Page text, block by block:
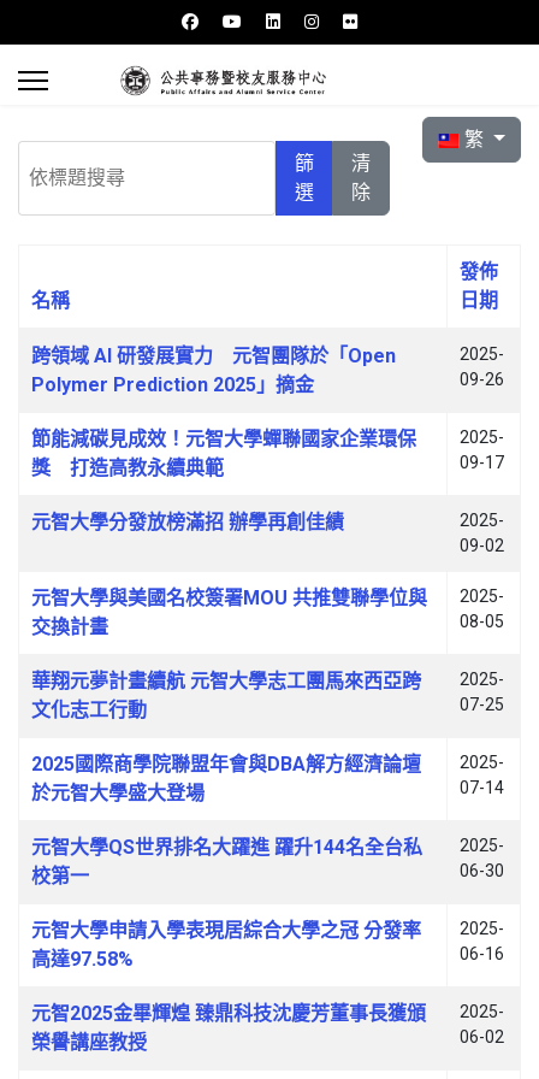
選擇你的語言
繁
篩
選
清
除
文章列表
名稱
發佈
日期
跨領域 AI 研發展實力 元智團隊於「Open
Polymer Prediction 2025」摘金
2025-
09-26
節能減碳見成效！元智大學蟬聯國家企業環保
獎 打造高教永續典範
2025-
09-17
元智大學分發放榜滿招 辦學再創佳績
2025-
09-02
元智大學與美國名校簽署MOU 共推雙聯學位與
交換計畫
2025-
08-05
華翔元夢計畫續航 元智大學志工團馬來西亞跨
文化志工行動
2025-
07-25
2025國際商學院聯盟年會與DBA解方經濟論壇
於元智大學盛大登場
2025-
07-14
元智大學QS世界排名大躍進 躍升144名全台私
校第一
2025-
06-30
元智大學申請入學表現居綜合大學之冠 分發率
高達97.58%
2025-
06-16
元智2025金畢輝煌 臻鼎科技沈慶芳董事長獲頒
榮譽講座教授
2025-
06-02